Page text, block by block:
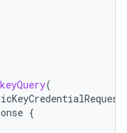
(
{